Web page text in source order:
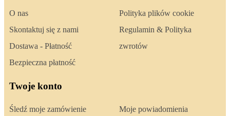
O nas
Skontaktuj się z nami
Dostawa - Płatność
Bezpieczna płatność
Polityka plików cookie
Regulamin & Polityka
zwrotów
Twoje konto
Śledź moje zamówienie Moje powiadomienia